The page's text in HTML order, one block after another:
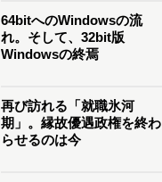
64bitへのWindowsの流
れ。そして、32bit版
Windowsの終焉
再び訪れる「就職氷河
期」。縁故優遇政権を終わ
らせるのは今